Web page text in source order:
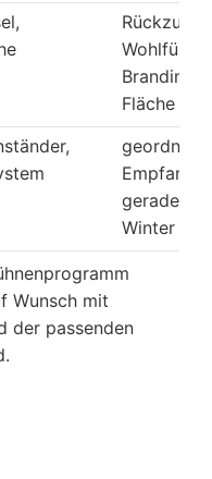
Rückzug,
Branding-
Fläche
geordneter
Empfang,
gerade im
Winter
Wunsch mit
der passenden